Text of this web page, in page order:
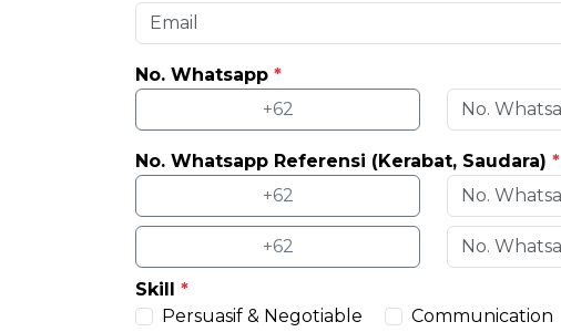
No. Whatsapp *
+62
No. Whatsapp Referensi (Kerabat, Saudara) *
+62
+62
Skill *
Persuasif & Negotiable
Communication